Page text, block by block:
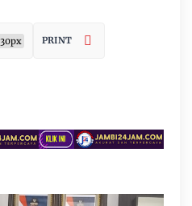
30px PRINT